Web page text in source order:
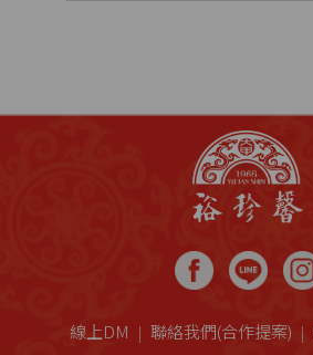
線上DM 聯絡我們(合作提案)